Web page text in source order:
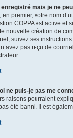
mais je ne
en premier, votre nom
COPPA est active et
nouvelle création de
suivez ses instructions.
pas reçu de
ne puis-je pas me
raisons pourraient
été banni. Il est